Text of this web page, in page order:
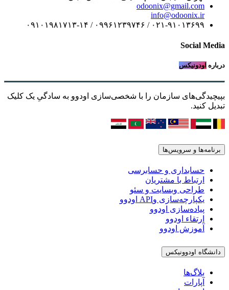
odoonix@gmail.com
info@odoonix.ir
۰۲۱-۹۱۰۱۳۶۹۹ / ۰۹۹۶۱۲۳۹۷۴۶ / ۰۹۱۰۱۹۸۱۷۱۳-۱۴
Social Media
درباره اودونیکس
بپیچیدگی‌های سازمان را با شخصی‌سازی اودوو به سادگیِ یک کلیک
تبدیل کنید.
برنامه‌ها و سرویس‌ها
حسابداری و حسابرسی
ارتباط با مشتریان
طراحی وبسایت و سئو
یکپارچه‌سازی وAPI اودوو
پیاده‌سازی اودوو
ارتقاء اودوو
آموزش اودوو
دانشگاه اودوونیکس
بلاگ‌ها
آپارات